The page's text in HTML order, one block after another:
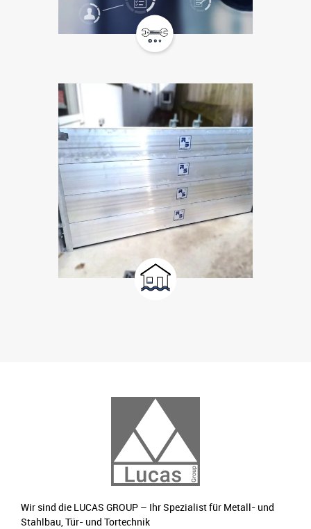
Wir sind die LUCAS GROUP – Ihr Spezialist für Metall- und
Stahlbau, Tür- und Tortechnik